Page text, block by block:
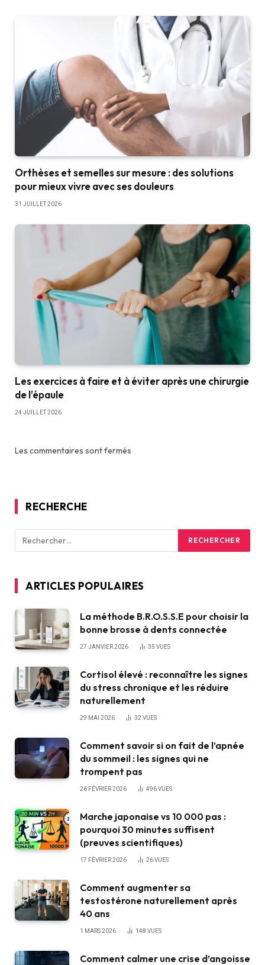
Orthèses et semelles sur mesure : des solutions
pour mieux vivre avec ses douleurs
31 JUILLET 2026
Les exercices à faire et à éviter après une chirurgie
de l’épaule
24 JUILLET 2026
Les commentaires sont fermés
RECHERCHE
ARTICLES POPULAIRES
La méthode B.R.O.S.S.E pour choisir la
bonne brosse à dents connectée
27 JANVIER 2026 35 VUES
Cortisol élevé : reconnaître les signes
du stress chronique et les réduire
naturellement
29 MAI 2026 32 VUES
Comment savoir si on fait de l’apnée
du sommeil : les signes qui ne
trompent pas
26 FÉVRIER 2026 496VUES
Marche japonaise vs 10 000 pas :
pourquoi 30 minutes suffisent
(preuves scientifiques)
17 FÉVRIER 2026 26VUES
Comment augmenter sa
testostérone naturellement après
40 ans
1 MARS 2026 148 VUES
Comment calmer une crise d’angoisse